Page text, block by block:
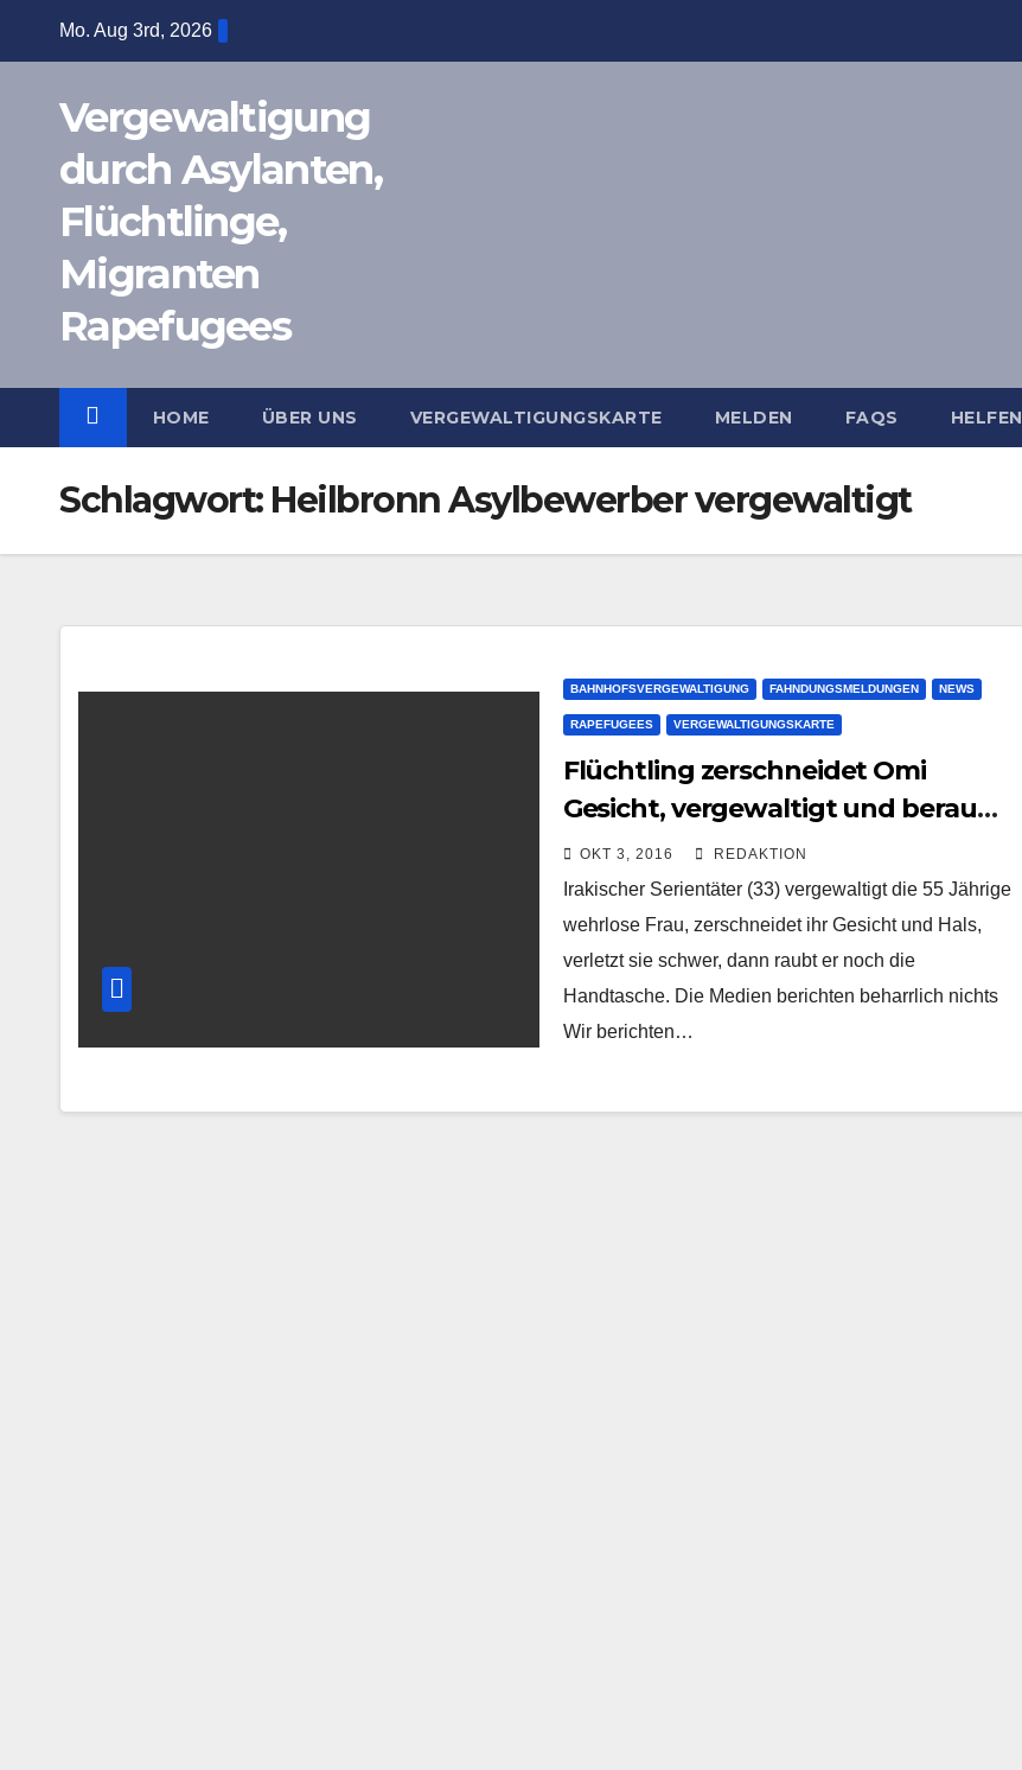
Mo. Aug 3rd, 2026
Vergewaltigung
durch Asylanten,
Flüchtlinge,
Migranten
Rapefugees
HOME ÜBER UNS VERGEWALTIGUNGSKARTE MELDEN FAQS HELFEN
Schlagwort: Heilbronn Asylbewerber vergewaltigt
BAHNHOFSVERGEWALTIGUNG FAHNDUNGSMELDUNGEN NEWS
RAPEFUGEES VERGEWALTIGUNGSKARTE
Flüchtling zerschneidet Omi
Gesicht, vergewaltigt und beraubt
sie – die Medien schweigen |
Heilbronn
OKT 3, 2016 REDAKTION
Irakischer Serientäter (33) vergewaltigt die 55 Jährige
wehrlose Frau, zerschneidet ihr Gesicht und Hals,
verletzt sie schwer, dann raubt er noch die
Handtasche. Die Medien berichten beharrlich nichts
Wir berichten…